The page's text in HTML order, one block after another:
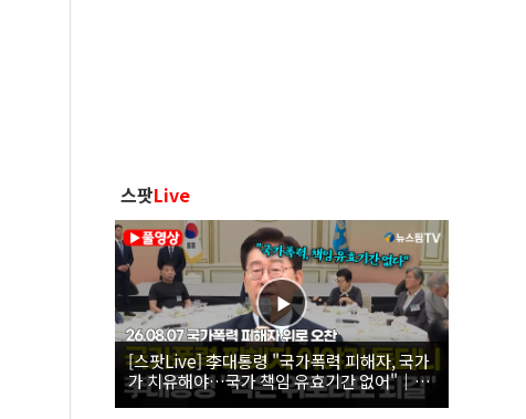
스팟Live
[스팟Live] 李대통령 "국가폭력 피해자, 국가
가 치유해야…국가 책임 유효기간 없어"｜
26.08.07 국가폭력 피해자 위로 오찬